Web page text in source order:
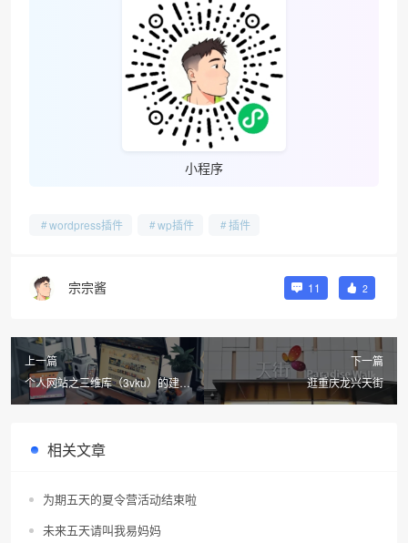
小程序
wordpress插件 wp插件 插件
宗宗酱 11 2
上一篇
个人网站之三维库（3vku）的建站
由来
下一篇
逛重庆龙兴天街
相关文章
为期五天的夏令营活动结束啦
未来五天请叫我易妈妈